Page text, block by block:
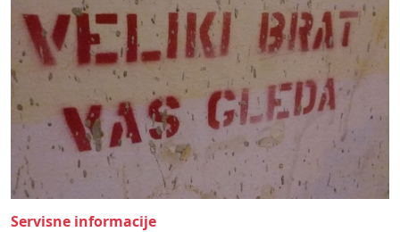
Servisne informacije